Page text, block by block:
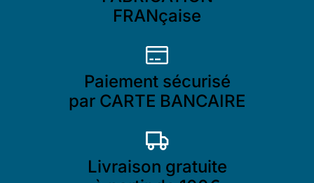
FRANçaise
Paiement sécurisé
par CARTE BANCAIRE
Livraison gratuite